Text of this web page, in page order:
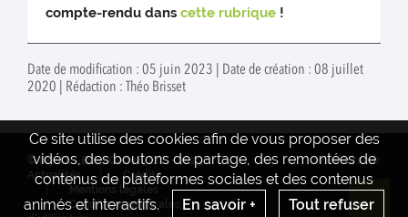
compte-rendu danscette rubrique !
Date de modification : 05 juin 2023 | Date de création : 08 juillet
2020 | Rédaction : Théo Brisset
Ce site utilise des cookies afin de vous proposer des
vidéos, des boutons de partage, des remontées de
contenus de plateformes sociales et des contenus
animés et interactifs.
En savoir + Tout refuser
© INRAE - ExtraGemm_Est - 2023
Actualités
Crédits
Mentions legales
Conditions générales
www.inrae.fr